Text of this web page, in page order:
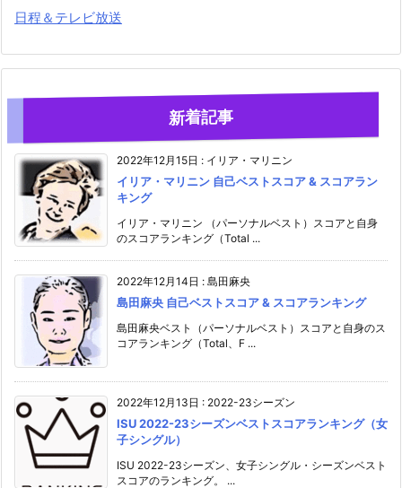
日程＆テレビ放送
新着記事
2022年12月15日 : イリア・マリニン
イリア・マリニン 自己ベストスコア & スコアラン
キング
イリア・マリニン （パーソナルベスト）スコアと自身
のスコアランキング（Total ...
2022年12月14日 : 島田麻央
島田麻央 自己ベストスコア & スコアランキング
島田麻央ベスト（パーソナルベスト）スコアと自身のス
コアランキング（Total、F ...
2022年12月13日 : 2022-23シーズン
ISU 2022-23シーズンベストスコアランキング（女
子シングル）
ISU 2022-23シーズン、女子シングル・シーズンベスト
スコアのランキング。 ...